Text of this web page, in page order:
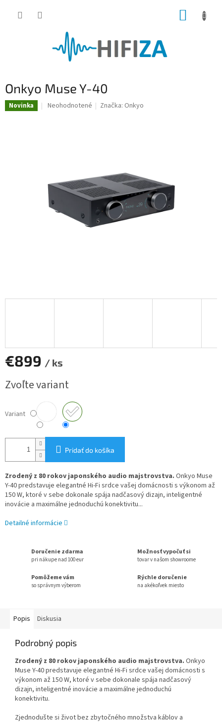
Onkyo Muse Y-40
Novinka
Priemerné
Neohodnotené Značka: Onkyo
€899 / ks
cena:
Zvoľte variant
Variant
Pridať do košíka
Zrodený z 80 rokov japonského audio majstrovstva. Onkyo Muse
Y-40 predstavuje elegantné Hi-Fi srdce vašej domácnosti s výkonom až
150 W, ktoré v sebe dokonale spája nadčasový dizajn, inteligentné
inovácie a maximálne jednoduchú konektivitu...
Detailné informácie
Doručenie zdarma
pri nákupe nad 100 eur
Možnosť vypočuť si
tovar v našom showroome
Pomôžeme vám
so správnym výberom
Rýchle doručenie
na akékoľvek miesto
Popis Diskusia
Podrobný popis
Zrodený z 80 rokov japonského audio majstrovstva. Onkyo
Muse Y-40 predstavuje elegantné Hi-Fi srdce vašej domácnosti s
výkonom až 150 W, ktoré v sebe dokonale spája nadčasový
dizajn, inteligentné inovácie a maximálne jednoduchú
konektivitu.
Zjednodušte si život bez zbytočného množstva káblov a